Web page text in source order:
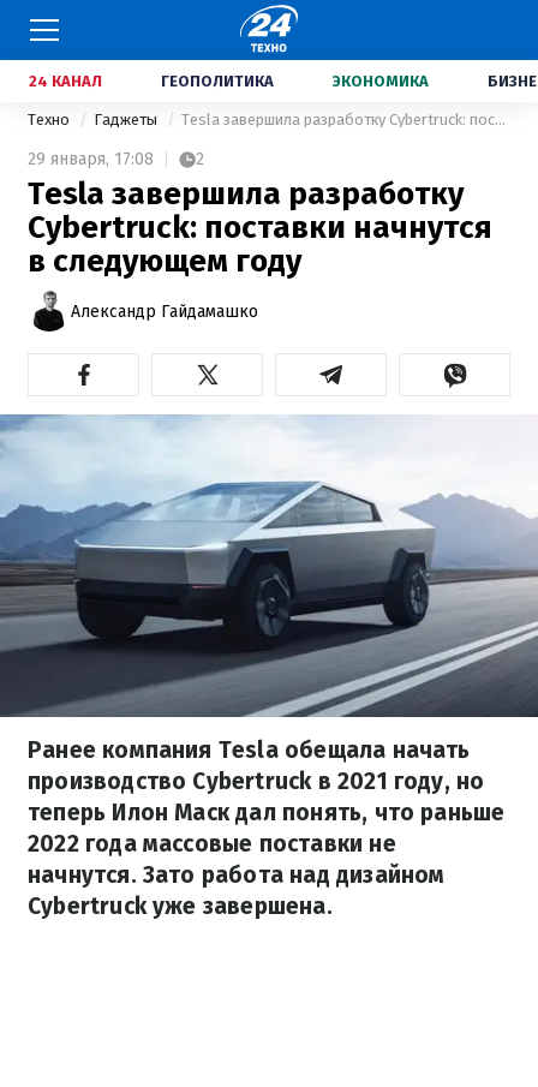
24 КАНАЛ ГЕОПОЛИТИКА ЭКОНОМИКА
Техно Гаджеты Tesla завершила разработку Cybertruck: поставки начнутся в следующем году
29 января, 17:08 2
Tesla завершила разработку
Cybertruck: поставки начнутся
в следующем году
Александр Гайдамашко
Ранее компания Tesla обещала начать
производство Cybertruck в 2021 году, но
теперь Илон Маск дал понять, что раньше
2022 года массовые поставки не
начнутся. Зато работа над дизайном
Cybertruck уже завершена.